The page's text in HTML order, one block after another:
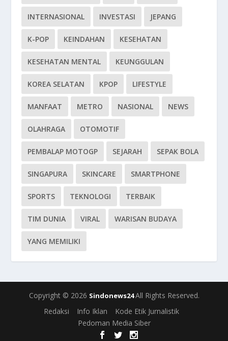
INTERNASIONAL INVESTASI JEPANG
K-POP KEINDAHAN KESEHATAN
KESEHATAN MENTAL KEUNGGULAN
KOREA SELATAN KPOP LIFESTYLE
MANFAAT METRO NASIONAL NEWS
OLAHRAGA OTOMOTIF
PEMBALAP MOTOGP SEJARAH SEPAK BOLA
SINGAPURA SKINCARE SMARTPHONE
SPORTS TEKNOLOGI TERBAIK
TIM DUNIA VIRAL WARISAN BUDAYA
YANG MEMILIKI
Copyright © 2026 Sindonews24All Rights Reserved.
Redaksi
Info Iklan
Kode Etik Jurnalistik
Pedoman Media Siber